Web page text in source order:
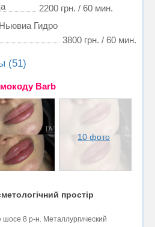
2200 грн. / 60 мин.
Гидро
3800 грн. / 60 мин.
(51)
Barb
10 фото
простір
шосе 8 р-н. Металлургический